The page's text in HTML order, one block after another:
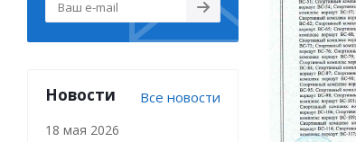
Новости Все новости
18 мая 2026